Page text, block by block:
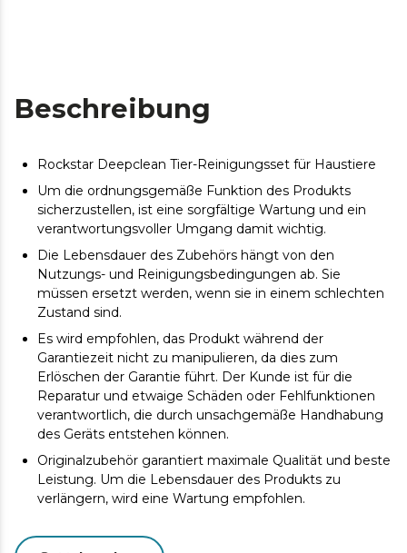
Beschreibung
Rockstar Deepclean Tier-Reinigungsset für Haustiere
Um die ordnungsgemäße Funktion des Produkts
sicherzustellen, ist eine sorgfältige Wartung und ein
verantwortungsvoller Umgang damit wichtig.
Die Lebensdauer des Zubehörs hängt von den
Nutzungs- und Reinigungsbedingungen ab. Sie
müssen ersetzt werden, wenn sie in einem schlechten
Zustand sind.
Es wird empfohlen, das Produkt während der
Garantiezeit nicht zu manipulieren, da dies zum
Erlöschen der Garantie führt. Der Kunde ist für die
Reparatur und etwaige Schäden oder Fehlfunktionen
verantwortlich, die durch unsachgemäße Handhabung
des Geräts entstehen können.
Originalzubehör garantiert maximale Qualität und beste
Leistung. Um die Lebensdauer des Produkts zu
verlängern, wird eine Wartung empfohlen.